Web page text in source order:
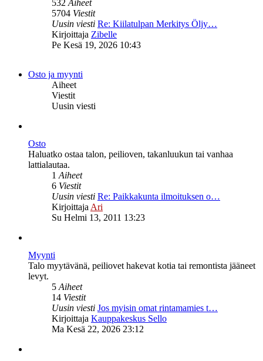
532Aiheet
5704 Viestit
Uusin viesti Re: Kiilatulpan Merkitys Öljy…
Kirjoittaja ZibelleNäytä
uusin
Pe Kesä 19, 2026 10:43
Osto ja myynti
Aiheet
Viestit
Uusin viesti
Osto
Haluatko ostaa talon, peilioven, takanluukun tai vanhaa
lattialautaa.
1Aiheet
6 Viestit
Uusin viesti Re: Paikkakunta ilmoituksen o…
KirjoittajaAri
uusin
Su Helmi 13, 2011 13:23
Myynti
Talo myytävänä, peiliovet hakevat kotia tai remontista jääneet
levyt.
5Aiheet
14 Viestit
Uusin viesti Jos myisin omat rintamamies t…
Kirjoittaja Kauppakeskus SelloNäytä
Ma Kesä 22, 2026 23:12